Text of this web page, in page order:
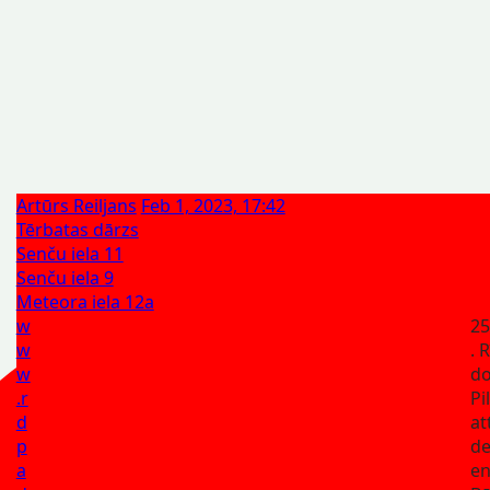
Artūrs Reiljans Feb 1, 2023, 17:42
Tērbatas dārzs
Senču iela 11
Senču iela 9
Meteora iela 12a
w
w
w
.r
d
p
a
.